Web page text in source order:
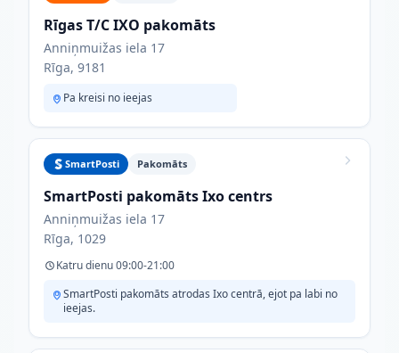
Rīgas T/C IXO pakomāts
Anniņmuižas iela 17
Rīga, 9181
Pa kreisi no ieejas
SmartPosti Pakomāts
SmartPosti pakomāts Ixo centrs
Anniņmuižas iela 17
Rīga, 1029
Katru dienu 09:00-21:00
SmartPosti pakomāts atrodas Ixo centrā, ejot pa labi no
ieejas.